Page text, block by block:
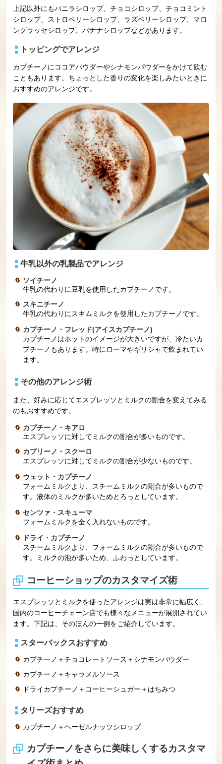
上記以外にもバニラシロップ、チョコシロップ、チョコミント
シロップ、ストロベリーシロップ、ラズベリーシロップ、マロ
ングラッセシロップ、バナナシロップなどがあります。
トッピングでアレンジ
カプチーノにココアパウダーやシナモンパウダーをかけて飲む
こともあります。ちょっとした香りの変化を楽しみたいときに
おすすめのアレンジです。
牛乳以外の乳製品でアレンジ
ソイチーノ
牛乳の代わりに豆乳を使用したカプチーノです。
スキニチーノ
牛乳の代わりにスキムミルクを使用したカプチーノです。
カプチーノ・フレッド(アイスカプチーノ)
カプチーノはホットのイメージが大きいですが、冷たいカ
プチーノもあります。特にローマやギリシャで飲まれてい
ます。
その他のアレンジ術
また、好みに応じてエスプレッソとミルクの割合を変えてみる
のもおすすめです。
カプチーノ・キアロ
エスプレッソに対してミルクの割合が多いものです。
カプリーノ・スクーロ
エスプレッソに対してミルクの割合が少ないものです。
ウェット・カプチーノ
フォームミルクより、スチームミルクの割合が多いもので
す。液体のミルクが多いためとろっとしています。
センツァ・スキューマ
フォームミルクを全く入れないものです。
ドライ・カプチーノ
スチームミルクより、フォームミルクの割合が多いもので
す。ミルクの泡が多いため、ふわっとしています。
コーヒーショップのカスタマイズ術
エスプレッソとミルクを使ったアレンジは実は非常に幅広く、
国内のコーヒーチェーン店でも様々なメニューが展開されてい
ます。下記は、そのほんの一例をご紹介しています。
スターバックスおすすめ
カプチーノ＋チョコレートソース＋シナモンパウダー
カプチーノ＋キャラメルソース
ドライカプチーノ＋コーヒーシュガー＋はちみつ
タリーズおすすめ
カプチーノ＋ヘーゼルナッツシロップ
カプチーノをさらに美味しくするカスタマ